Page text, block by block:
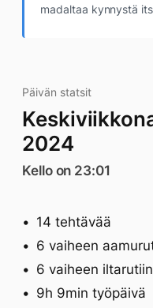
madaltaa kynnystä
Päivän statsit
2024
Kello on 23:01
14 tehtävää
6 vaiheen
6 vaiheen
9h 9min työpäivä